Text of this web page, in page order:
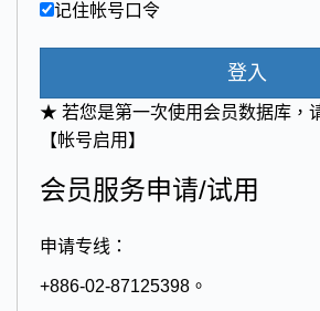
记住帐号口令
登入
★ 若您是第一次使用会员数据库，
【帐号启用】
会员服务申请/试用
申请专线：
+886-02-87125398。